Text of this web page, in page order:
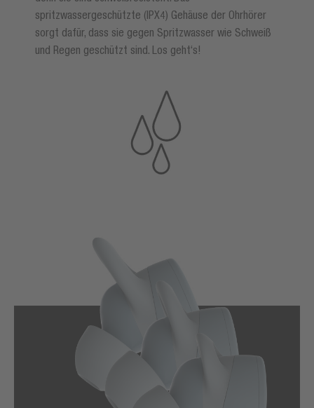
spritzwassergeschützte (IPX4) Gehäuse der Ohrhörer
sorgt dafür, dass sie gegen Spritzwasser wie Schweiß
und Regen geschützt sind. Los geht‘s!